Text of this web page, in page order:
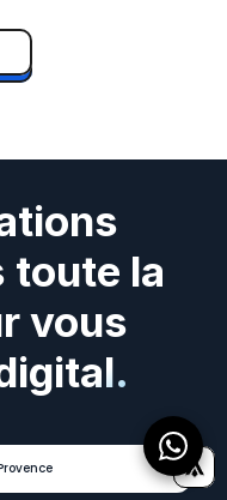
5
toute la
vous